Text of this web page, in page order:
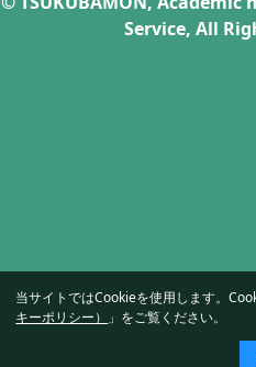
Service, All
当サイトではCookieを使用します。
キーポリシー）
」をご覧ください。